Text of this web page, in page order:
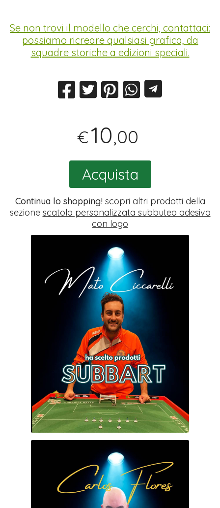
Se non trovi il modello che cerchi, contattaci:
possiamo ricreare qualsiasi grafica, da
squadre storiche a edizioni speciali.
€10,00
Acquista
Continua lo shopping!scopri altri prodotti della
sezione scatola personalizzata subbuteo adesiva
con logo